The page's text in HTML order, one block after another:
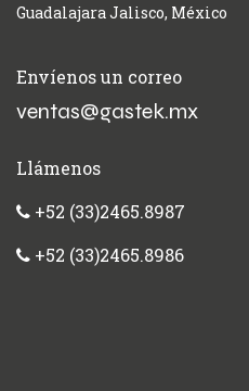
Guadalajara Jalisco, México
Envíenos un correo
ventas@gastek.mx
Llámenos
+52 (33)2465.8987
+52 (33)2465.8986